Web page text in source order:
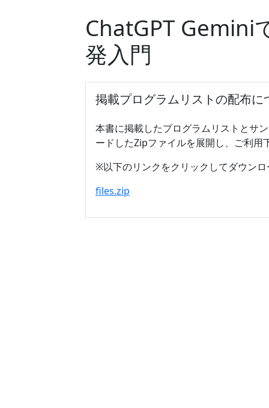
ChatGPT Gemini
発入門
掲載プログラムリストの配布に
本書に掲載したプログラムリストとサ
ードしたZipファイルを展開し、ご利用
※以下のリンクをクリックしてダウンロ
files.zip